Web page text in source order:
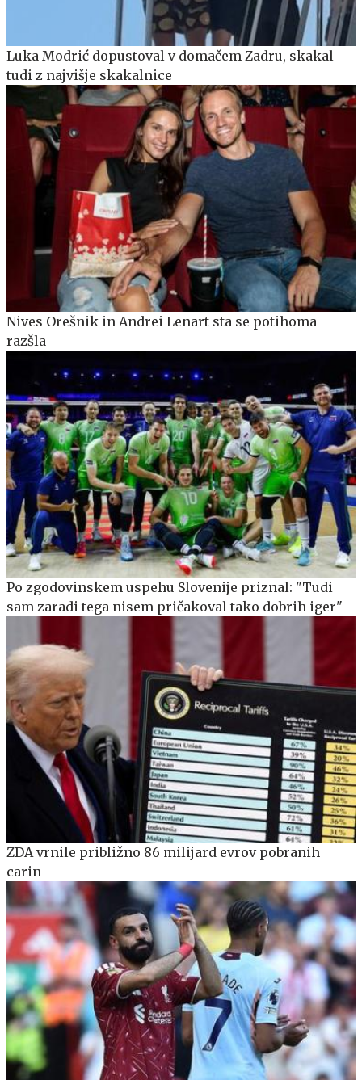
Luka Modrić dopustoval v domačem Zadru, skakal
tudi z najvišje skakalnice
Nives Orešnik in Andrei Lenart sta se potihoma
razšla
Po zgodovinskem uspehu Slovenije priznal: "Tudi
sam zaradi tega nisem pričakoval tako dobrih iger"
ZDA vrnile približno 86 milijard evrov pobranih
carin